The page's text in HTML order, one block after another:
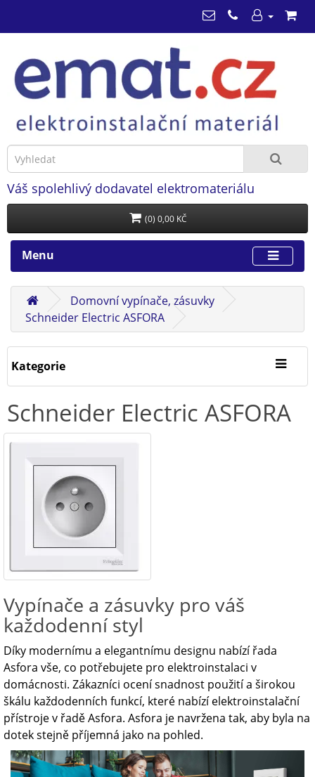
Váš spolehlivý dodavatel elektromateriálu
(0) 0,00 KČ
Menu
Domovní vypínače, zásuvky
Schneider Electric ASFORA
Kategorie
Schneider Electric ASFORA
Vypínače a zásuvky pro váš
každodenní styl
Díky modernímu a elegantnímu designu nabízí řada
Asfora vše, co potřebujete pro elektroinstalaci v
domácnosti. Zákazníci ocení snadnost použití a širokou
škálu každodenních funkcí, které nabízí elektroinstalační
přístroje v řadě Asfora. Asfora je navržena tak, aby byla na
dotek stejně příjemná jako na pohled.